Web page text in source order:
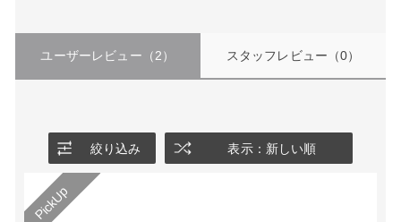
ユーザーレビュー （2） スタッフレビュー （0）
絞り込み 表示：新しい順